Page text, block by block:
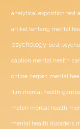
analytical exposition text
artikel tentang mental
psychology best
caption mental health
online cerpen mental
film mental health
materi mental health
mental health disorders